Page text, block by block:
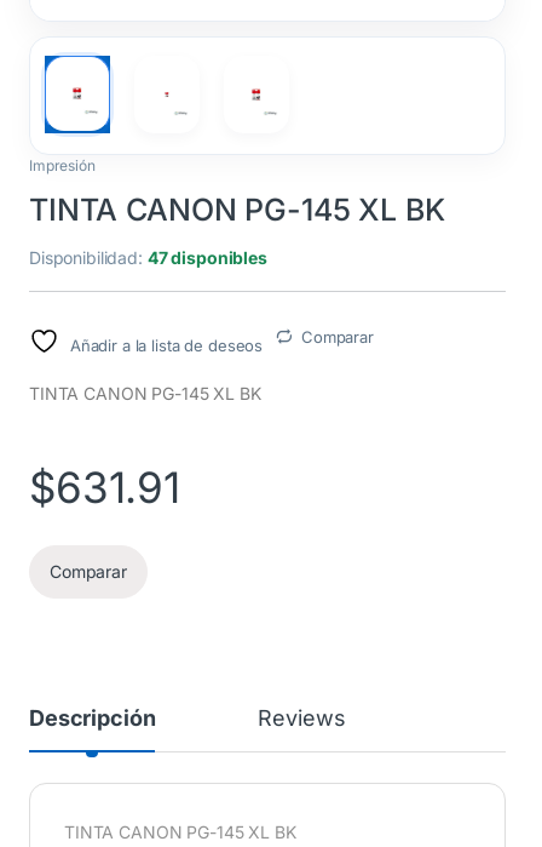
Impresión
TINTA CANON PG-145 XL BK
Disponibilidad: 47 disponibles
Añadir a la lista de deseos Comparar
TINTA CANON PG-145 XL BK
$631.91
Comparar
Descripción Reviews
TINTA CANON PG-145 XL BK